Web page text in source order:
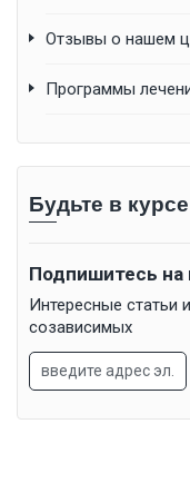
Отзывы о нашем
Программы
Будьте в курсе
Подпишитесь на
Интересные статьи
созависимых